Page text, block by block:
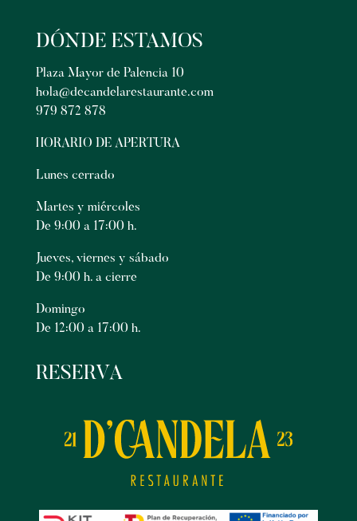
DÓNDE ESTAMOS
Plaza Mayor de Palencia 10
hola@decandelarestaurante.com
979 872 878
HORARIO DE APERTURA
Lunes cerrado
Martes y miércoles
De 9:00 a 17:00 h.
Jueves, viernes y sábado
De 9:00 h. a cierre
Domingo
De 12:00 a 17:00 h.
RESERVA